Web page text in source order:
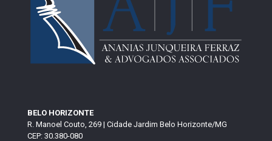
BELO HORIZONTE
R. Manoel Couto, 269 | Cidade Jardim Belo Horizonte/MG
CEP: 30.380-080